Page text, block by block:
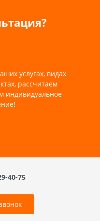
услугах, видах
рассчитаем
индивидуальное
40-75